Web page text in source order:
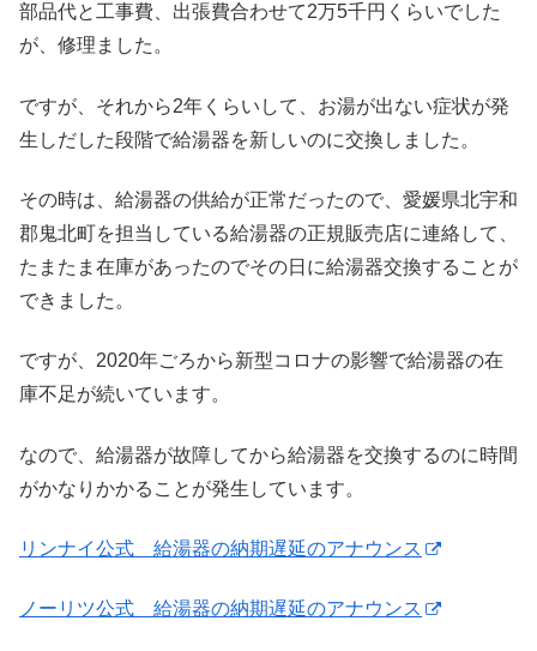
部品代と工事費、出張費合わせて2万5千円くらいでした
が、修理ました。
ですが、それから2年くらいして、お湯が出ない症状が発
生しだした段階で給湯器を新しいのに交換しました。
その時は、給湯器の供給が正常だったので、愛媛県北宇和
郡鬼北町を担当している給湯器の正規販売店に連絡して、
たまたま在庫があったのでその日に給湯器交換することが
できました。
ですが、2020年ごろから新型コロナの影響で給湯器の在
庫不足が続いています。
なので、給湯器が故障してから給湯器を交換するのに時間
がかなりかかることが発生しています。
リンナイ公式 給湯器の納期遅延のアナウンス
ノーリツ公式 給湯器の納期遅延のアナウンス